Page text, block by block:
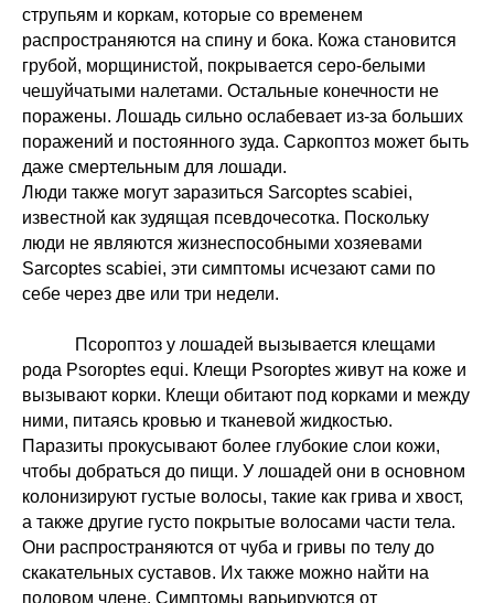
струпьям и коркам, которые со временем
распространяются на спину и бока. Кожа становится
грубой, морщинистой, покрывается серо-белыми
чешуйчатыми налетами. Остальные конечности не
поражены. Лошадь сильно ослабевает из-за больших
поражений и постоянного зуда. Саркоптоз может быть
даже смертельным для лошади.
Люди также могут заразиться Sarcoptes scabiei,
известной как зудящая псевдочесотка. Поскольку
люди не являются жизнеспособными хозяевами
Sarcoptes scabiei, эти симптомы исчезают сами по
себе через две или три недели.
Псороптоз у лошадей вызывается клещами
рода Psoroptes equi. Клещи Psoroptes живут на коже и
вызывают корки. Клещи обитают под корками и между
ними, питаясь кровью и тканевой жидкостью.
Паразиты прокусывают более глубокие слои кожи,
чтобы добраться до пищи. У лошадей они в основном
колонизируют густые волосы, такие как грива и хвост,
а также другие густо покрытые волосами части тела.
Они распространяются от чуба и гривы по телу до
скакательных суставов. Их также можно найти на
половом члене. Симптомы варьируются от